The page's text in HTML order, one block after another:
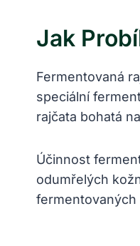
Jak
Fermentovaná
speciální
rajčata bohatá
Účinnost
odumřelých
fermentovaných